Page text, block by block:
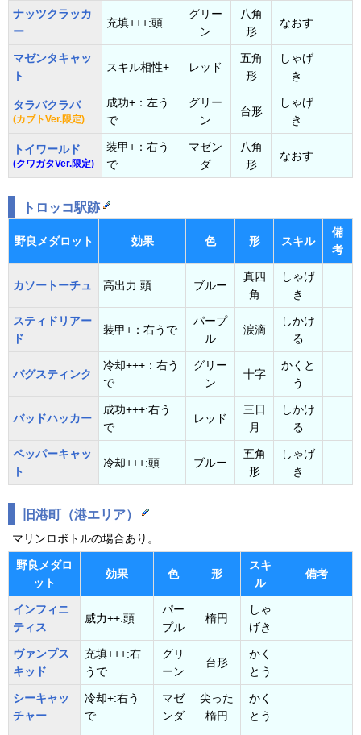
ナッツクラッカ
ー
充填+++:頭
グリー
ン
八角
形
なおす
マゼンタキャッ
ト
スキル相性+ レッド
五角
形
しゃげ
き
タラバクラバ
(カブトVer.限定)
成功+：左う
で
グリー
ン
台形
しゃげ
き
トイワールド
(クワガタVer.限定)
装甲+：右う
で
マゼン
ダ
八角
形
なおす
トロッコ駅跡
野良メダロット 効果 色 形 スキル
備
考
カソートーチュ 高出力:頭 ブルー
真四
角
しゃげ
き
スティドリアー
ド
装甲+：右うで
パープ
ル
涙滴
しかけ
る
バグスティンク
冷却+++：右う
で
グリー
ン
十字
かくと
う
バッドハッカー
成功+++:右う
で
レッド
三日
月
しかけ
る
ペッパーキャッ
ト
冷却+++:頭 ブルー
五角
形
しゃげ
き
旧港町（港エリア）
マリンロボトルの場合あり。
野良メダロ
ット
効果 色 形
スキ
ル
備考
インフィニ
ティス
威力++:頭
パー
プル
楕円
しゃ
げき
ヴァンプス
キッド
充填+++:右
うで
グリ
ーン
台形
かく
とう
シーキャッ
チャー
冷却+:右う
で
マゼ
ンダ
尖った
楕円
かく
とう